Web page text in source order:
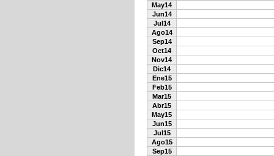
May14
Jun14
Jul14
Ago14
Sep14
Oct14
Nov14
Dic14
Ene15
Feb15
Mar15
Abr15
May15
Jun15
Jul15
Ago15
Sep15